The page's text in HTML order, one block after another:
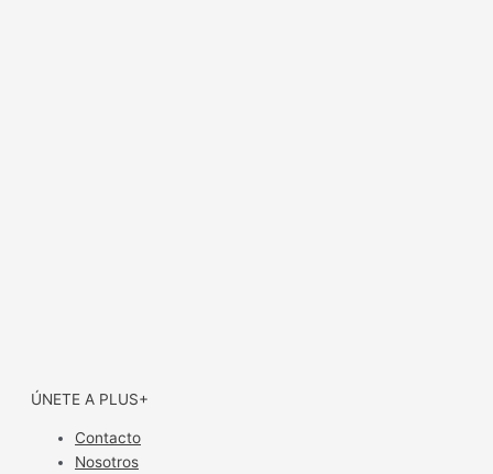
ÚNETE A PLUS+
Contacto
Nosotros